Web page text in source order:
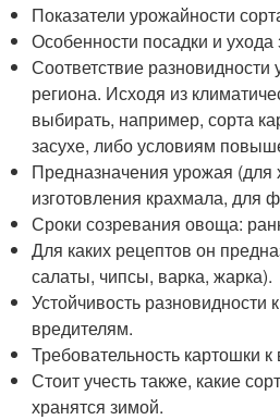
Показатели урожайности
Особенности посадки и ухода
Соответствие
региона. Исходя из
выбирать, например, сорта
засухе, либо условиям
Предназначения урожая (для
изготовления крахмала, для
Сроки созревания овоща:
Для каких рецептов он
салаты, чипсы, варка, жарка).
Устойчивость разновидности
вредителям.
Требовательность картошки
Стоит учесть также, какие
хранятся зимой.